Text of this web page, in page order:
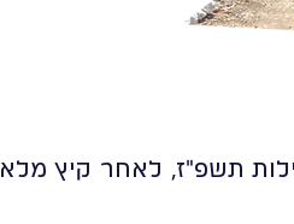
תשפ"ז, לאחר קיץ מלא